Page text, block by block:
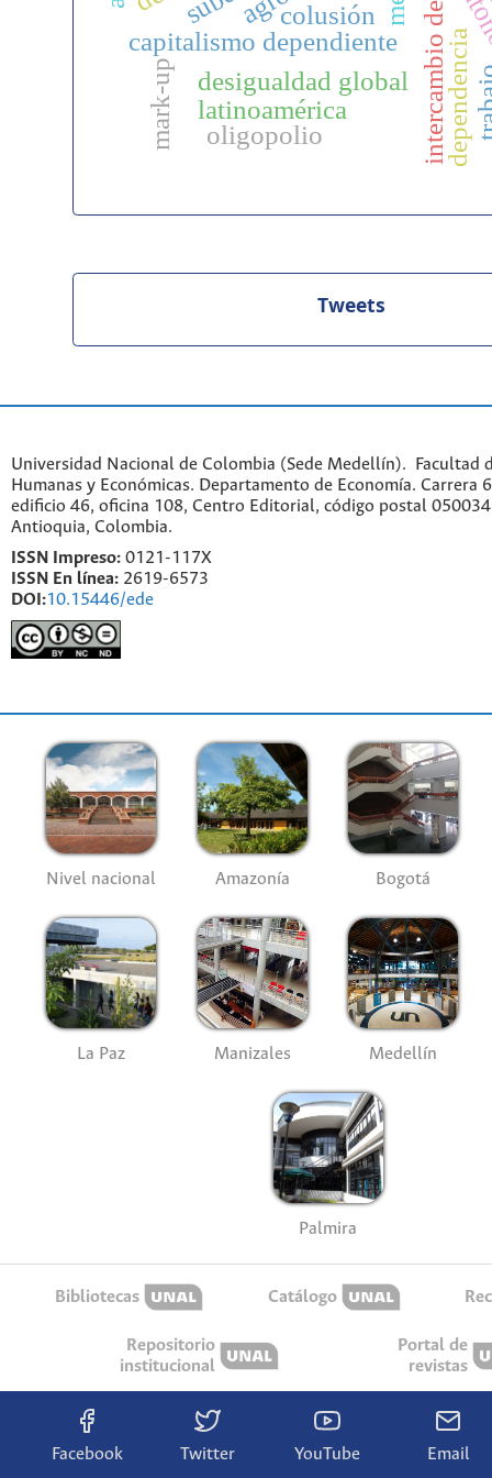
capitalismo dependiente intercambio desigualdependencia
desigualdad global
latinoamérica
oligopolio
colusión
mark-up
Tweets
Universidad Nacional de Colombia (Sede Medellín). Facultad
Humanas y Económicas. Departamento de Economía. Carrera
edificio 46, oficina 108, Centro Editorial, código postal
Antioquia, Colombia.
ISSN Impreso: 0121-117X
ISSN En línea: 2619-6573
DOI:10.15446/ede
Nivel nacional Amazonía Bogotá
La Paz Manizales Medellín
Palmira
Bibliotecas Catálogo
Repositorio
institucional
Portal de
revistas
Facebook Twitter YouTube Email